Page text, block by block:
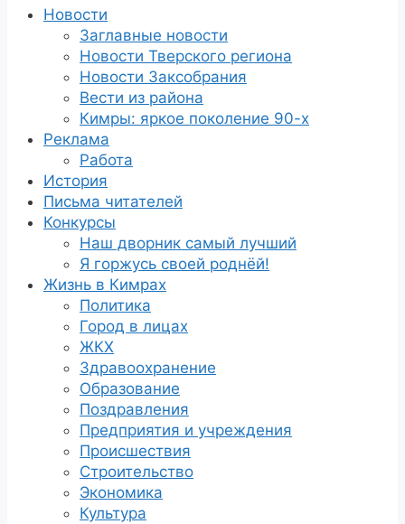
Новости
Заглавные новости
Новости Тверского региона
Новости Заксобрания
Вести из района
Кимры: яркое поколение 90-х
Реклама
Работа
История
Письма читателей
Конкурсы
Наш дворник самый лучший
Я горжусь своей роднёй!
Жизнь в Кимрах
Политика
Город в лицах
ЖКХ
Здравоохранение
Образование
Поздравления
Предприятия и учреждения
Происшествия
Строительство
Экономика
Культура